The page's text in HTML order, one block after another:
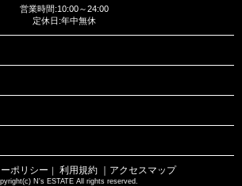
営業時間:10:00～24:00
定休日:年中無休
ポリシー ｜ 利用規約 ｜アクセスマップ
N's ESTATE All rights reserved.